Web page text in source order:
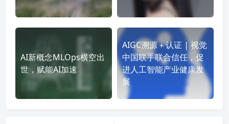
AI新概念MLOps横空出
世，赋能AI加速
AIGC溯源＋认证 | 视觉
中国联手联合信任，促
进人工智能产业健康发
展